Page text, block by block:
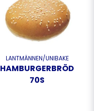
LANTMÄNNEN/UNIBAKE
HAMBURGERBRÖD
70S